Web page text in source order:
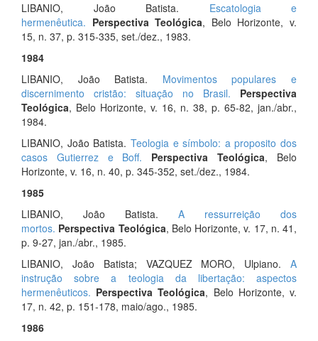
LIBANIO, João Batista. Escatologia e
hermenêutica. Perspectiva Teológica, Belo Horizonte, v.
15, n. 37, p. 315-335, set./dez., 1983.
1984
LIBANIO, João Batista. Movimentos populares e
discernimento cristão: situação no Brasil.
Perspectiva
Teológica, Belo Horizonte, v. 16, n. 38, p. 65-82, jan./abr.,
1984.
LIBANIO, João Batista. Teologia e símbolo: a proposito dos
casos Gutierrez e Boff.
Perspectiva Teológica, Belo
Horizonte, v. 16, n. 40, p. 345-352, set./dez., 1984.
1985
LIBANIO, João Batista. A ressurreição dos
mortos. Perspectiva Teológica, Belo Horizonte, v. 17, n. 41,
p. 9-27, jan./abr., 1985.
LIBANIO, João Batista; VAZQUEZ MORO, Ulpiano. A
instrução sobre a teologia da libertação: aspectos
hermenêuticos. Perspectiva Teológica, Belo Horizonte, v.
17, n. 42, p. 151-178, maio/ago., 1985.
1986